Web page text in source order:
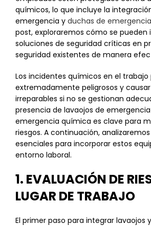
químicos, lo que incluye la
emergencia y duchas de
post, exploraremos cómo se pueden
soluciones de seguridad críticas en
seguridad existentes de manera
Los incidentes químicos en el trabajo
extremadamente peligrosos y
irreparables si no se gestionan
presencia de lavaojos de
emergencia química es clave para
riesgos. A continuación,
esenciales para incorporar estos
entorno laboral.
1. EVALUACIÓN DE
LUGAR DE TRABAJO
El primer paso para integrar lavaojos